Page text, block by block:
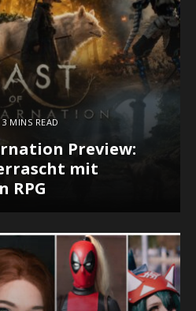
3 MINS READ
Preview:
mit
RPG